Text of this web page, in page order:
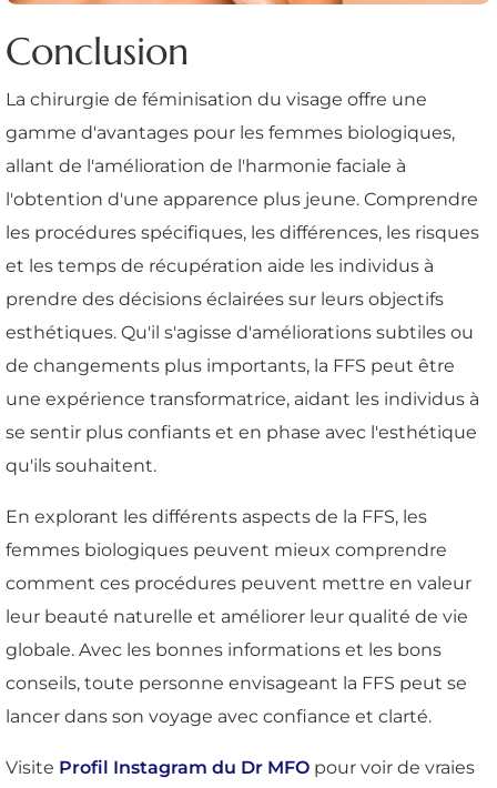
Conclusion
La chirurgie de féminisation du visage offre une
gamme d'avantages pour les femmes biologiques,
allant de l'amélioration de l'harmonie faciale à
l'obtention d'une apparence plus jeune. Comprendre
les procédures spécifiques, les différences, les risques
et les temps de récupération aide les individus à
prendre des décisions éclairées sur leurs objectifs
esthétiques. Qu'il s'agisse d'améliorations subtiles ou
de changements plus importants, la FFS peut être
une expérience transformatrice, aidant les individus à
se sentir plus confiants et en phase avec l'esthétique
qu'ils souhaitent.
En explorant les différents aspects de la FFS, les
femmes biologiques peuvent mieux comprendre
comment ces procédures peuvent mettre en valeur
leur beauté naturelle et améliorer leur qualité de vie
globale. Avec les bonnes informations et les bons
conseils, toute personne envisageant la FFS peut se
lancer dans son voyage avec confiance et clarté.
Visite Profil Instagram du Dr MFO pour voir de vraies